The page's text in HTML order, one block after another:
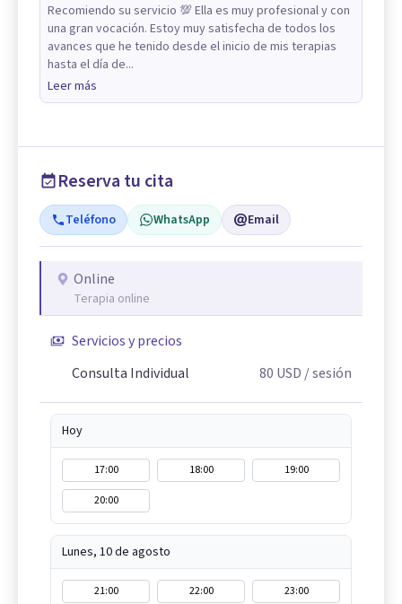
Recomiendo su servicio 💯 Ella es muy profesional y con
una gran vocación. Estoy muy satisfecha de todos los
avances que he tenido desde el inicio de mis terapias
hasta el día de...
Leer más
Reserva tu cita
Teléfono WhatsApp Email
Online
Terapia online
Servicios y precios
Consulta Individual
80 USD / sesión
Hoy
17:00 18:00
19:00
20:00
Lunes, 10 de agosto
21:00 22:00 23:00